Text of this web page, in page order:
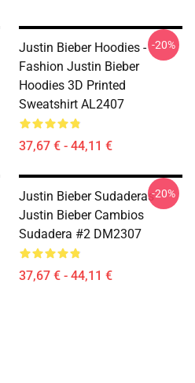
Justin Bieber Hoodies -
Fashion Justin Bieber
Hoodies 3D Printed
Sweatshirt AL2407
37,67 € - 44,11 €
-20%
Justin Bieber Sudaderas -
Justin Bieber Cambios
Sudadera #2 DM2307
37,67 € - 44,11 €
-20%